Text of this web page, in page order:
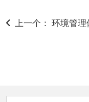
上一个： 环境管理